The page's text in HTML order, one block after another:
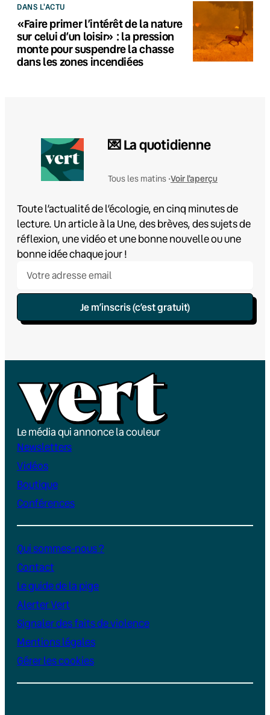
DANS L'ACTU
«Faire primer l’intérêt de la nature
sur celui d’un loisir» : la pression
monte pour suspendre la chasse
dans les zones incendiées
💌 La quotidienne
Tous les matins •Voir l'aperçu
Toute l’actualité de l’écologie, en cinq minutes de
lecture. Un article à la Une, des brèves, des sujets de
réflexion, une vidéo et une bonne nouvelle ou une
bonne idée chaque jour !
Je m’inscris (c’est gratuit)
Le média qui annonce la couleur
Newsletters
Vidéos
Boutique
Conférences
Qui sommes-nous ?
Contact
Le guide de la pige
Alerter Vert
Signaler des faits de violence
Mentions légales
Gérer les cookies